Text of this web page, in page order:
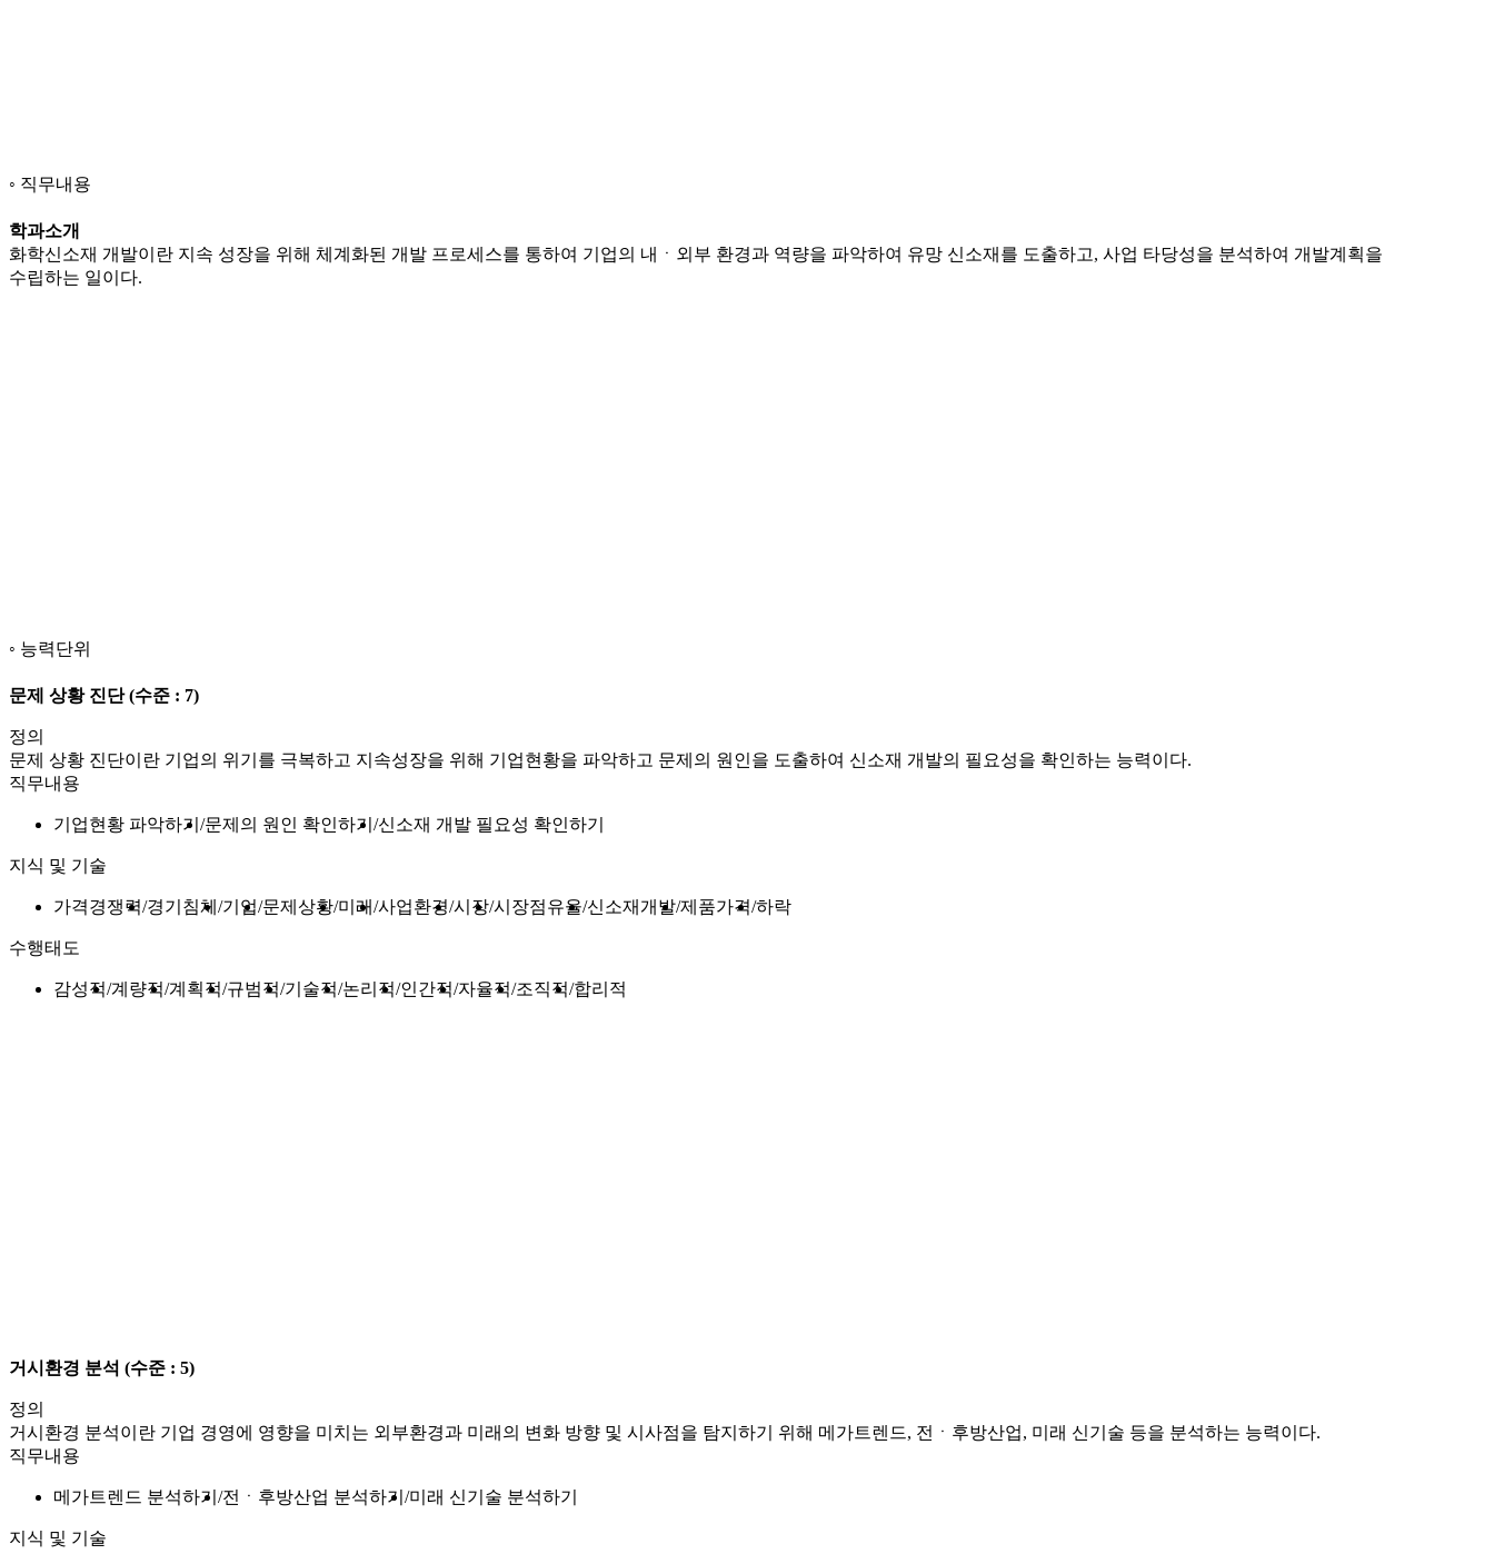
직무내용
학과소개
화학신소재 개발이란 지속 성장을 위해 체계화된 개발 프로세스를 통하여 기업의 내ㆍ외부 환경과 역량을 파악하여 유망 신소재를 도출하고, 사업 타당성을 분석하여 개발계획을
수립하는 일이다.
능력단위
문제 상황 진단(수준 : 7)
정의
문제 상황 진단이란 기업의 위기를 극복하고 지속성장을 위해 기업현황을 파악하고 문제의 원인을 도출하여 신소재 개발의 필요성을 확인하는 능력이다.
직무내용
기업현황 파악하기 문제의 원인 확인하기 신소재 개발 필요성 확인하기
지식 및 기술
가격경쟁력 경기침체 기업 문제상황 미래 사업환경 시장 시장점유율 신소재개발 제품가격 하락
수행태도
감성적 계량적 계획적 규범적 기술적 논리적 인간적 자율적 조직적 합리적
거시환경 분석 (수준 : 5)
정의
거시환경 분석이란 기업 경영에 영향을 미치는 외부환경과 미래의 변화 방향 및 시사점을 탐지하기 위해 메가트렌드, 전ㆍ후방산업, 미래 신기술 등을 분석하는 능력이다.
직무내용
메가트렌드 분석하기 전ㆍ후방산업 분석하기 미래 신기술 분석하기
지식 및 기술